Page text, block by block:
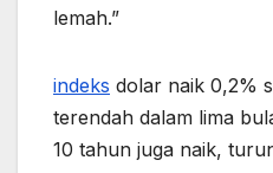
lemah.”
indeks dolar naik 0,2%
terendah dalam lima
10 tahun juga naik,